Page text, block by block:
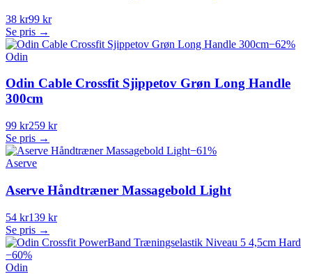
38 kr99 kr
Se pris →
−62%
Odin
Odin Cable Crossfit Sjippetov Grøn Long Handle
300cm
99 kr259 kr
Se pris →
−61%
Aserve
Aserve Håndtræner Massagebold Light
54 kr139 kr
Se pris →
−60%
Odin